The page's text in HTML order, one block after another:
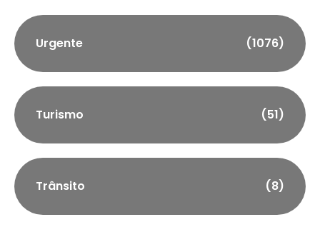
Urgente (1076)
Turismo (51)
Trânsito (8)